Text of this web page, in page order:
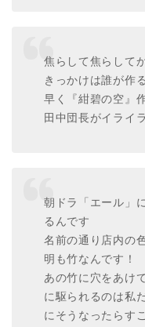
焦らして焦らして
きっかけは誰が作
早く『紺碧の空』
田中団長がイライ
朝ドラ「エール」
るんです
名前の通り店内の
明も竹なんです！
あの竹に穴をあけ
に駆られるのは私
にそうなったらす